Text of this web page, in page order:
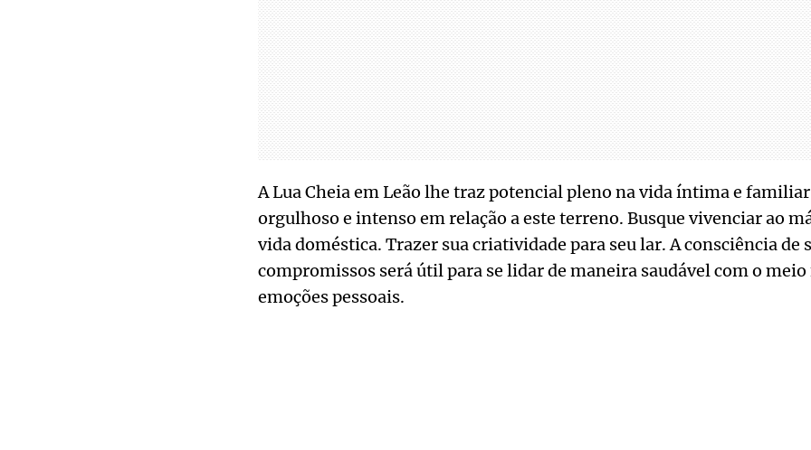
A Lua Cheia em Leão lhe traz potencial pleno na vida íntima e
orgulhoso e intenso em relação a este terreno. Busque vivenciar ao
vida doméstica. Trazer sua criatividade para seu lar. A consciência de
compromissos será útil para se lidar de maneira saudável com o
emoções pessoais.